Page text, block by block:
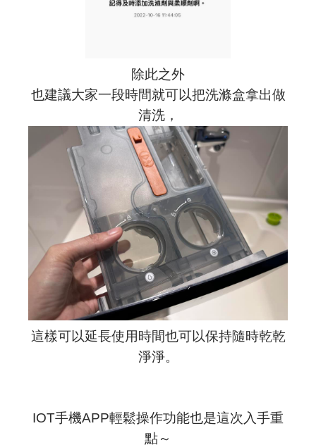
除此之外
也建議大家一段時間就可以把洗滌盒拿出做
清洗，
這樣可以延長使用時間也可以保持隨時乾乾
淨淨。
IOT手機APP輕鬆操作功能也是這次入手重
點～